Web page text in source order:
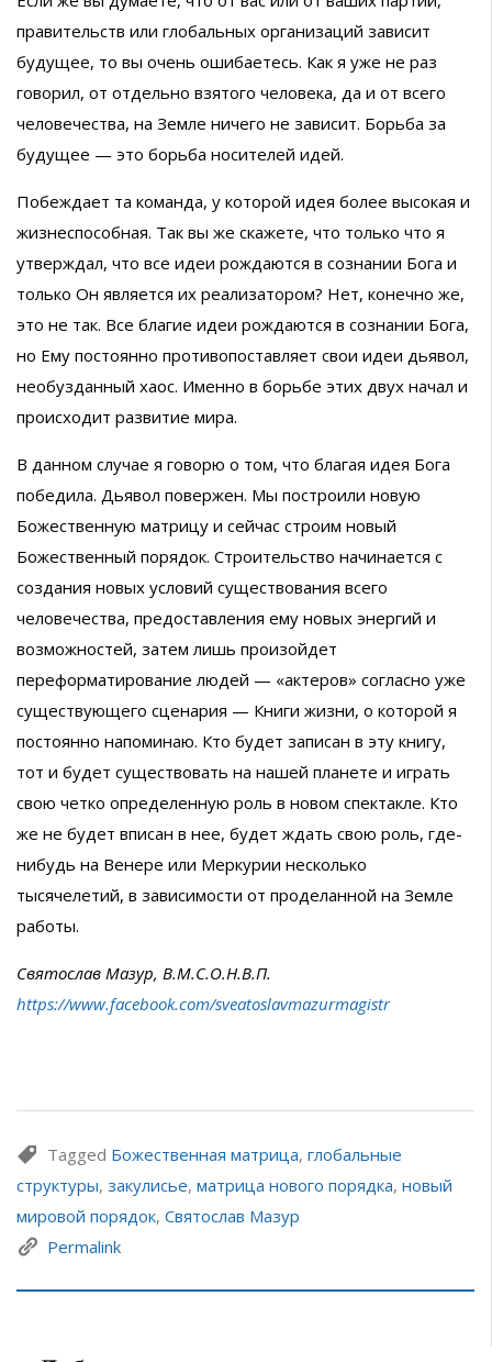
правительств или глобальных организаций зависит
будущее, то вы очень ошибаетесь. Как я уже не раз
говорил, от отдельно взятого человека, да и от всего
человечества, на Земле ничего не зависит. Борьба за
будущее — это борьба носителей идей.
Побеждает та команда, у которой идея более высокая и
жизнеспособная. Так вы же скажете, что только что я
утверждал, что все идеи рождаются в сознании Бога и
только Он является их реализатором? Нет, конечно же,
это не так. Все благие идеи рождаются в сознании Бога,
но Ему постоянно противопоставляет свои идеи дьявол,
необузданный хаос. Именно в борьбе этих двух начал и
происходит развитие мира.
В данном случае я говорю о том, что благая идея Бога
победила. Дьявол повержен. Мы построили новую
Божественную матрицу и сейчас строим новый
Божественный порядок. Строительство начинается с
создания новых условий существования всего
человечества, предоставления ему новых энергий и
возможностей, затем лишь произойдет
переформатирование людей — «актеров» согласно уже
существующего сценария — Книги жизни, о которой я
постоянно напоминаю. Кто будет записан в эту книгу,
тот и будет существовать на нашей планете и играть
свою четко определенную роль в новом спектакле. Кто
же не будет вписан в нее, будет ждать свою роль, где-
нибудь на Венере или Меркурии несколько
тысячелетий, в зависимости от проделанной на Земле
работы.
Святослав Мазур, В.М.С.О.Н.В.П.
https://www.facebook.com/sveatoslavmazurmagistr
Tagged Божественная матрица, глобальные
структуры, закулисье, матрица нового порядка, новый
мировой порядок, Святослав Мазур
Permalink